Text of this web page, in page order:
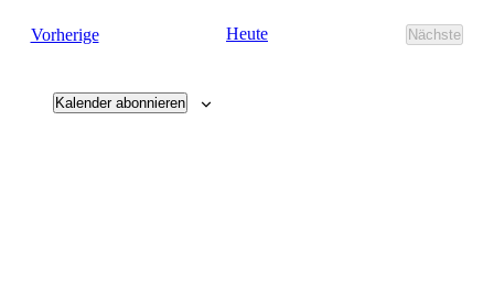
VorherigeVeranstaltungen Heute
Nächste
Kalender abonnieren